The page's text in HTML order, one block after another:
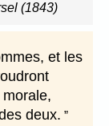
(1843)
et les
deux.